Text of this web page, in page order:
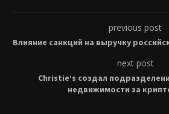
previous post
Влияние санкций на выручку
next post
Christie’s создал
недвижимости за